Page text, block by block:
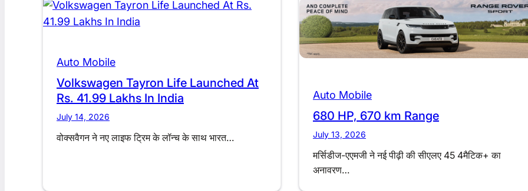
Auto Mobile
Volkswagen Tayron Life Launched At
Rs. 41.99 Lakhs In India
July 14, 2026
वोक्सवैगन ने नए लाइफ ट्रिम के लॉन्च के साथ भारत…
Auto Mobile
680 HP, 670 km Range
July 13, 2026
मर्सिडीज-एएमजी ने नई पीढ़ी की सीएलए 45 4मैटिक+ का
अनावरण…